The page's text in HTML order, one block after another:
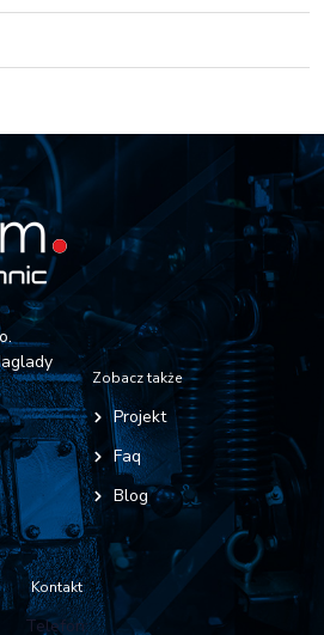
Zobacz także
Projekt
Faq
Blog
Kontakt
Telefon: